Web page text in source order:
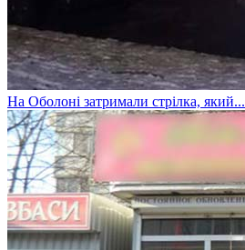
На Оболоні затримали стрілка, який...